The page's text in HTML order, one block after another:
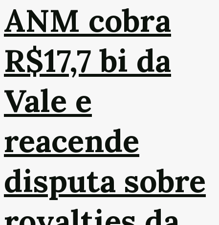
ANM cobra
R$17,7 bi da
Vale e
reacende
disputa sobre